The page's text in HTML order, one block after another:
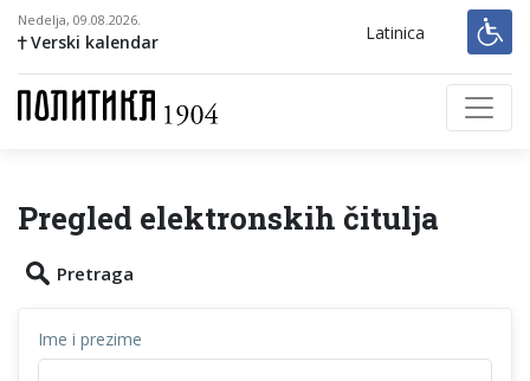
Nedelja, 09.08.2026.
Verski kalendar Latinica
Pregled elektronskih čitulja
Pretraga
Ime i prezime